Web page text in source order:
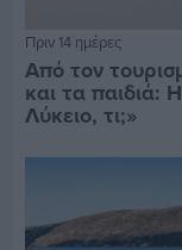
Πριν 14 ημέρες
Από τον
και τα παιδιά:
Λύκειο, τι;»